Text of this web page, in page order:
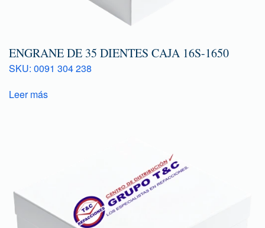
ENGRANE DE 35 DIENTES CAJA 16S-1650
SKU: 0091 304 238
Leer más